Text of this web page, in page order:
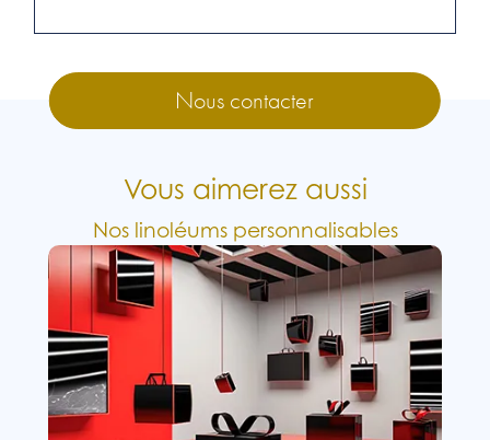
Vous aimerez aussi
Nous contacter
Nos linoléums personnalisables